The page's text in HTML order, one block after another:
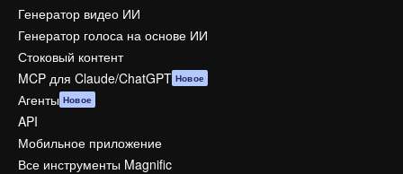
Генератор видео ИИ
Генератор голоса на основе ИИ
Стоковый контент
MCP для Claude/ChatGPT Новое
Агенты Новое
API
Мобильное приложение
Все инструменты Magnific